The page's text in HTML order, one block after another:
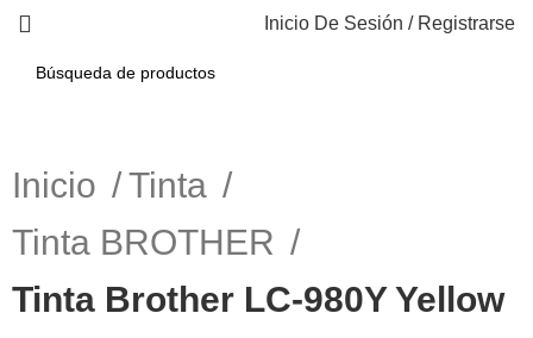
Inicio De Sesión / Registrarse
Inicio
Tinta
Tinta BROTHER
Tinta Brother LC-980Y Yellow